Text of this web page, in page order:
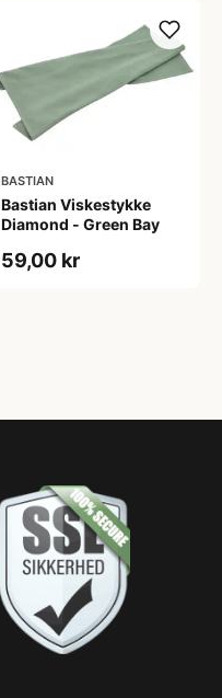
BASTIAN
Bastian Viskestykke
Diamond - Green Bay
59,00 kr